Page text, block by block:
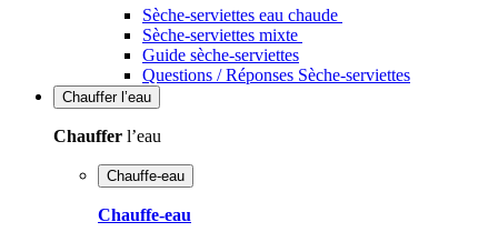
Sèche-serviettes eau chaude
Sèche-serviettes mixte
Guide sèche-serviettes
Questions / Réponses Sèche-serviettes
Chauffer l’eau
Chauffer l’eau
Chauffe-eau
Chauffe-eau